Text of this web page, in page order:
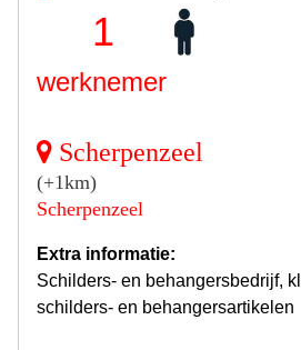
1
werknemer
Scherpenzeel
(+1km)
Scherpenzeel
Extra informatie:
Schilders- en behangersbedrijf,
schilders- en behangersartikelen